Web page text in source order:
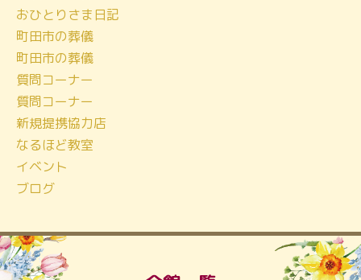
おひとりさま日記
町田市の葬儀
町田市の葬儀
質問コーナー
質問コーナー
新規提携協力店
なるほど教室
イベント
ブログ